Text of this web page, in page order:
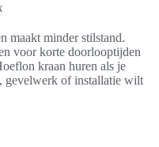
maakt minder stilstand.
voor korte doorlooptijden
kraan huren als je
gevelwerk of installatie wilt